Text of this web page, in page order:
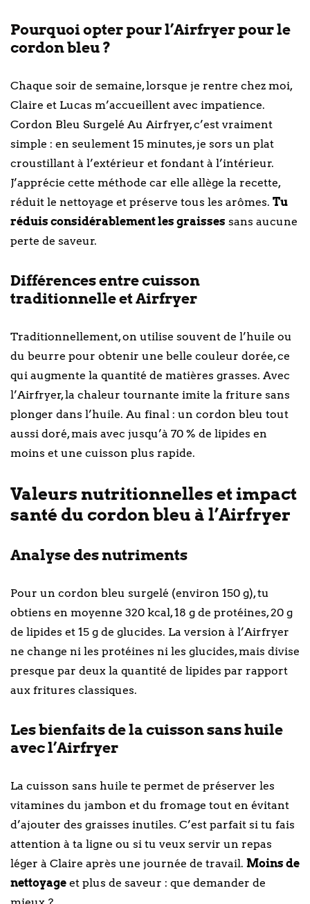
Pourquoi opter pour l’Airfryer pour le
cordon bleu ?
Chaque soir de semaine, lorsque je rentre chez moi,
Claire et Lucas m’accueillent avec impatience.
Cordon Bleu Surgelé Au Airfryer, c’est vraiment
simple : en seulement 15 minutes, je sors un plat
croustillant à l’extérieur et fondant à l’intérieur.
J’apprécie cette méthode car elle allège la recette,
réduit le nettoyage et préserve tous les arômes. Tu
réduis considérablement les graisses sans aucune
perte de saveur.
Différences entre cuisson
traditionnelle et Airfryer
Traditionnellement, on utilise souvent de l’huile ou
du beurre pour obtenir une belle couleur dorée, ce
qui augmente la quantité de matières grasses. Avec
l’Airfryer, la chaleur tournante imite la friture sans
plonger dans l’huile. Au final : un cordon bleu tout
aussi doré, mais avec jusqu’à 70 % de lipides en
moins et une cuisson plus rapide.
Valeurs nutritionnelles et impact
santé du cordon bleu à l’Airfryer
Analyse des nutriments
Pour un cordon bleu surgelé (environ 150 g), tu
obtiens en moyenne 320 kcal, 18 g de protéines, 20 g
de lipides et 15 g de glucides. La version à l’Airfryer
ne change ni les protéines ni les glucides, mais divise
presque par deux la quantité de lipides par rapport
aux fritures classiques.
Les bienfaits de la cuisson sans huile
avec l’Airfryer
La cuisson sans huile te permet de préserver les
vitamines du jambon et du fromage tout en évitant
d’ajouter des graisses inutiles. C’est parfait si tu fais
attention à ta ligne ou si tu veux servir un repas
léger à Claire après une journée de travail. Moins de
nettoyage et plus de saveur : que demander de